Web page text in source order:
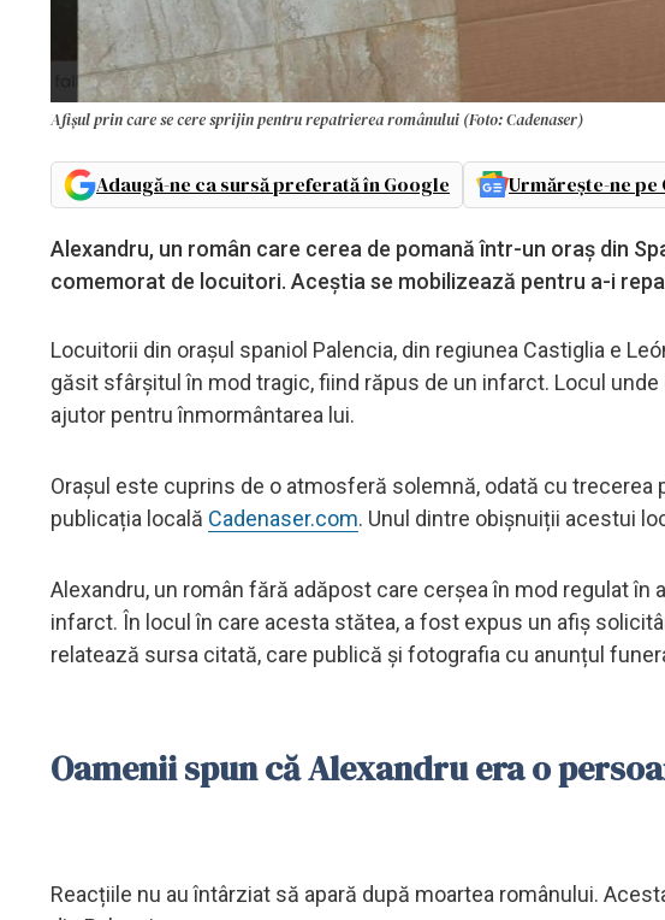
Afișul prin care se cere sprijin pentru repatrierea românului (Foto: Cadenaser)
Adaugă-ne ca sursă preferată în Google Urmărește-ne pe
Alexandru, un român care cerea de pomană într-un oraș din
comemorat de locuitori. Aceștia se mobilizează pentru a-i
Locuitorii din orașul spaniol Palencia, din regiunea Castiglia e
găsit sfârșitul în mod tragic, fiind răpus de un infarct. Locul
ajutor pentru înmormântarea lui.
Orașul este cuprins de o atmosferă solemnă, odată cu trecerea
publicația locală Cadenaser.com. Unul dintre obișnuiții acestui
Alexandru, un român fără adăpost care cerșea în mod regulat
infarct. În locul în care acesta stătea, a fost expus un afiș
relatează sursa citată, care publică și fotografia cu anunțul
Oamenii spun că Alexandru era o
Reacțiile nu au întârziat să apară după moartea românului.